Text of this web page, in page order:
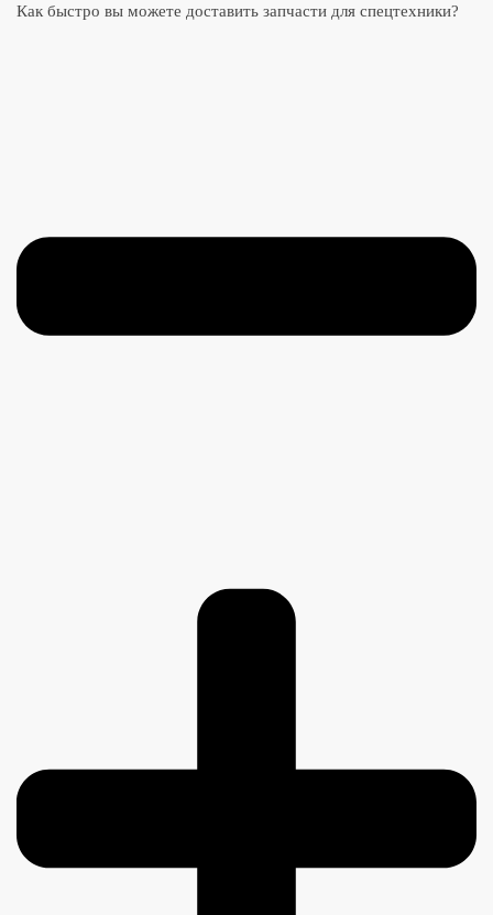
Как быстро вы можете доставить запчасти для спецтехники?